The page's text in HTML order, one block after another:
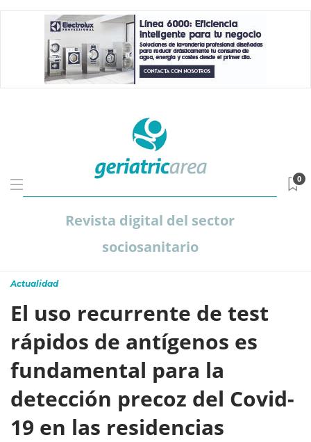
Revista digital del sector
sociosanitario
0
Actualidad
El uso recurrente de test
rápidos de antígenos es
fundamental para la
detección precoz del Covid-
19 en las residencias